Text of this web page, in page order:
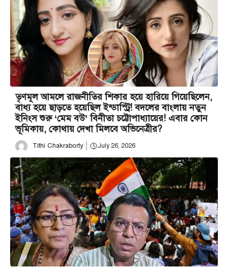
তৃণমূল আমলে রাজনীতির শিকার হয়ে হারিয়ে গিয়েছিলেন,
বাধ্য হয়ে ছাড়তে হয়েছিল ইন্ডাস্ট্রি! বদলের বাংলায় নতুন
ইনিংস শুরু ‘মেম বউ’ বিনীতা চট্টোপাধ্যায়ের! এবার কোন
ভূমিকায়, কোথায় দেখা মিলবে অভিনেত্রীর?
Tithi Chakraborty July 26, 2026